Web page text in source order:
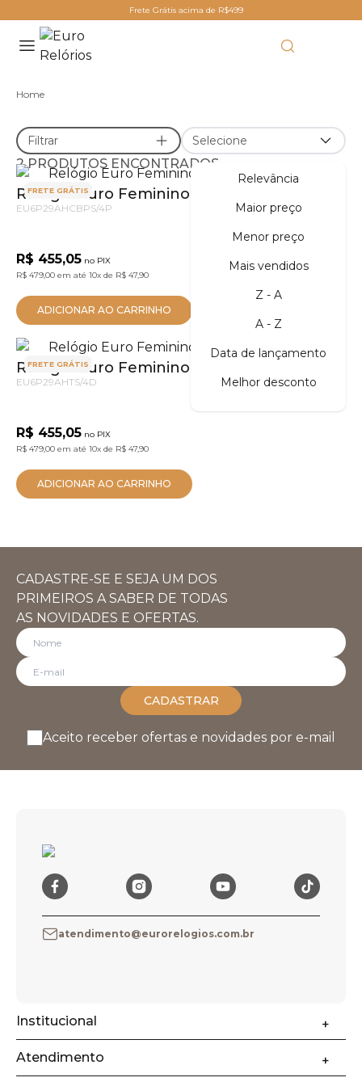
Frete Grátis acima de R$499
Home
Filtrar Selecione
Relevância
Maior preço
Menor preço
Mais vendidos
Z - A
A - Z
Data de lançamento
Melhor desconto
2 PRODUTOS ENCONTRADOS
FRETE GRÁTIS
Relógio Euro Feminino Multiglow Dourado
EU6P29AHCBPS/4P
R$ 455,05 no PIX
R$ 479,00 em até 10x de R$ 47,90
ADICIONAR AO CARRINHO
FRETE GRÁTIS
Relógio Euro Feminino Multiglow Dourado
EU6P29AHTS/4D
R$ 455,05 no PIX
R$ 479,00 em até 10x de R$ 47,90
ADICIONAR AO CARRINHO
CADASTRE-SE E SEJA UM DOS
PRIMEIROS A SABER DE TODAS
AS NOVIDADES E OFERTAS.
CADASTRAR
Aceito receber ofertas e novidades por e-mail
atendimento@eurorelogios.com.br
Institucional
Atendimento